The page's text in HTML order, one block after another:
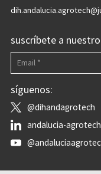
suscríbete a
síguenos:
@dihandagrotech
andalucia-